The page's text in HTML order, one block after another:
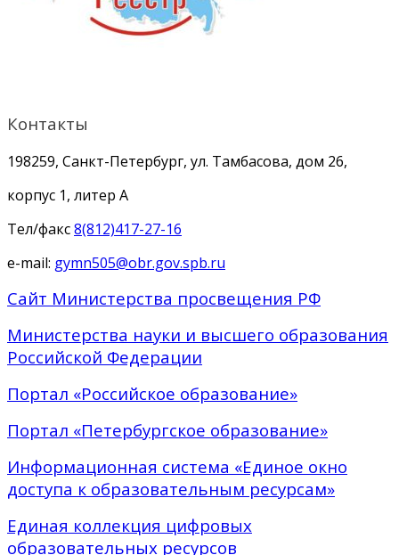
Контакты
198259, Санкт-Петербург, ул. Тамбасова, дом 26,
корпус 1, литер А
Тел/факс8(812)417-27-16
e-mail: gymn505@obr.gov.spb.ru
Сайт Министерства просвещения РФ
Министерства науки и высшего образования
Российской Федерации
Портал «Российское образование»
Портал «Петербургское образование»
Информационная система «Единое окно
доступа к образовательным ресурсам»
Единая коллекция цифровых
образовательных ресурсов